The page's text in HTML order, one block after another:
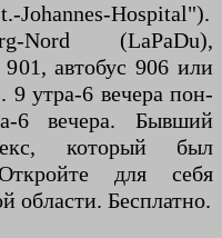
Johannes-Hospital").
Nord (LaPaDu),
автобус 906 или
утра-6 вечера пон-
6 вечера. Бывший
который был
для себя
области. Бесплатно.